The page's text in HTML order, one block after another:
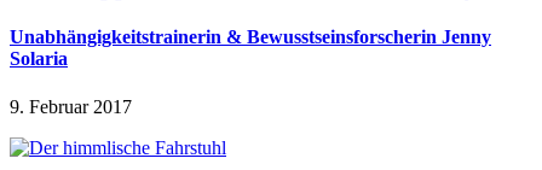
Unabhängigkeitstrainerin & Bewusstseinsforscherin Jenny
Solaria
9. Februar 2017